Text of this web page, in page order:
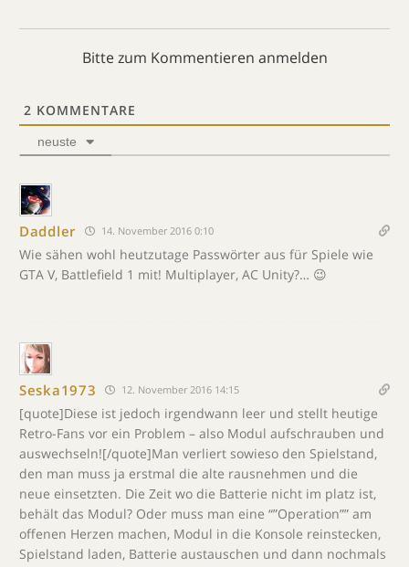
Bitte zum Kommentieren anmelden
2 KOMMENTARE
neuste
Daddler 14. November 2016 0:10
Wie sähen wohl heutzutage Passwörter aus für Spiele wie
GTA V, Battlefield 1 mit! Multiplayer, AC Unity?… 😉
Seska1973 12. November 2016 14:15
[quote]Diese ist jedoch irgendwann leer und stellt heutige
Retro-Fans vor ein Problem – also Modul aufschrauben und
auswechseln![/quote]Man verliert sowieso den Spielstand,
den man muss ja erstmal die alte rausnehmen und die
neue einsetzten. Die Zeit wo die Batterie nicht im platz ist,
behält das Modul? Oder muss man eine “”Operation”” am
offenen Herzen machen, Modul in die Konsole reinstecken,
Spielstand laden, Batterie austauschen und dann nochmals